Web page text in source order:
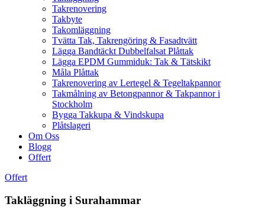
Takrenovering
Takbyte
Takomläggning
Tvätta Tak, Takrengöring & Fasadtvätt
Lägga Bandtäckt Dubbelfalsat Plåttak
Lägga EPDM Gummiduk: Tak & Tätskikt
Måla Plåttak
Takrenovering av Lertegel & Tegeltakpannor
Takmålning av Betongpannor & Takpannor i
Stockholm
Bygga Takkupa & Vindskupa
Plåtslageri
Om Oss
Blogg
Offert
Offert
Takläggning i Surahammar